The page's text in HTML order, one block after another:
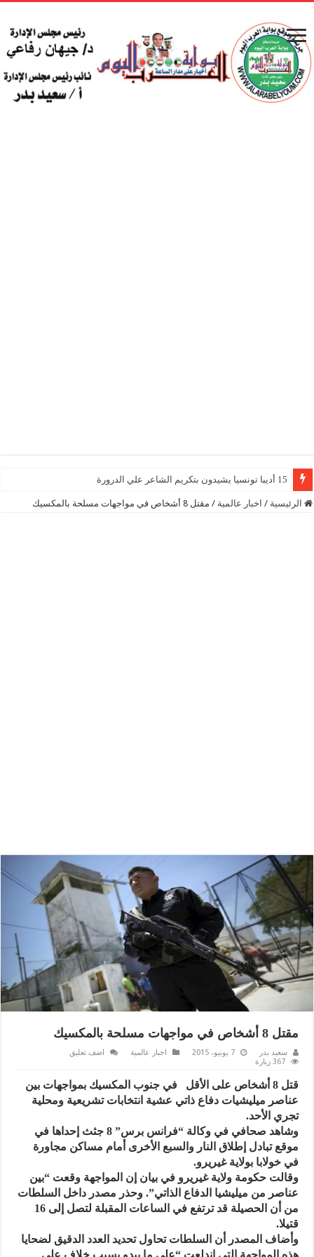
15 أديبا تونسيا يشيدون بتكريم الشاعر علي الدرورة
الرئيسية / اخبار عالمية / مقتل 8 أشخاص في مواجهات مسلحة بالمكسيك
مقتل 8 أشخاص في مواجهات مسلحة بالمكسيك
سعيد بدر 7 يونيو، 2015 اخبار عالمية
اضف تعليق
367 زيارة
قتل 8 أشخاص على الأقل في جنوب المكسيك بمواجهات بين
عناصر ميليشيات دفاع ذاتي عشية انتخابات تشريعية ومحلية
تجري الأحد.
وشاهد صحافي في وكالة “فرانس برس” 8 جثث إحداها في
موقع تبادل إطلاق النار والسبع الأخرى أمام مساكن مجاورة
في خولابا بولاية غيريرو.
وقالت حكومة ولاية غيريرو في بيان إن المواجهة وقعت “بين
عناصر من ميليشيا الدفاع الذاتي”. وحذر مصدر داخل السلطات
من أن الحصيلة قد ترتفع في الساعات المقبلة لتصل إلى 16
قتيلا.
وأضاف المصدر أن السلطات تحاول تحديد العدد الدقيق لضحايا
هذه المواجهة التي اندلعت “على ما يبدو بسبب خلاف على